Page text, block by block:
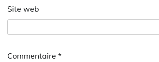
Site web
Commentaire *